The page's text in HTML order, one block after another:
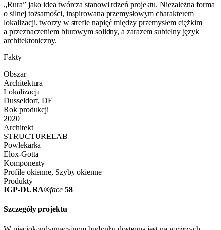
„Rura” jako idea twórcza stanowi rdzeń projektu. Niezależna forma
o silnej tożsamości, inspirowana przemysłowym charakterem
lokalizacji, tworzy w strefie napięć między przemysłem ciężkim
a przeznaczeniem biurowym solidny, a zarazem subtelny język
architektoniczny.
Fakty
Obszar
Architektura
Lokalizacja
Dusseldorf, DE
Rok produkcji
2020
Architekt
STRUCTURELAB
Powlekarka
Elox-Gotta
Komponenty
Profile okienne, Szyby okienne
Produkty
IGP-DURA®face 58
Szczegóły projektu